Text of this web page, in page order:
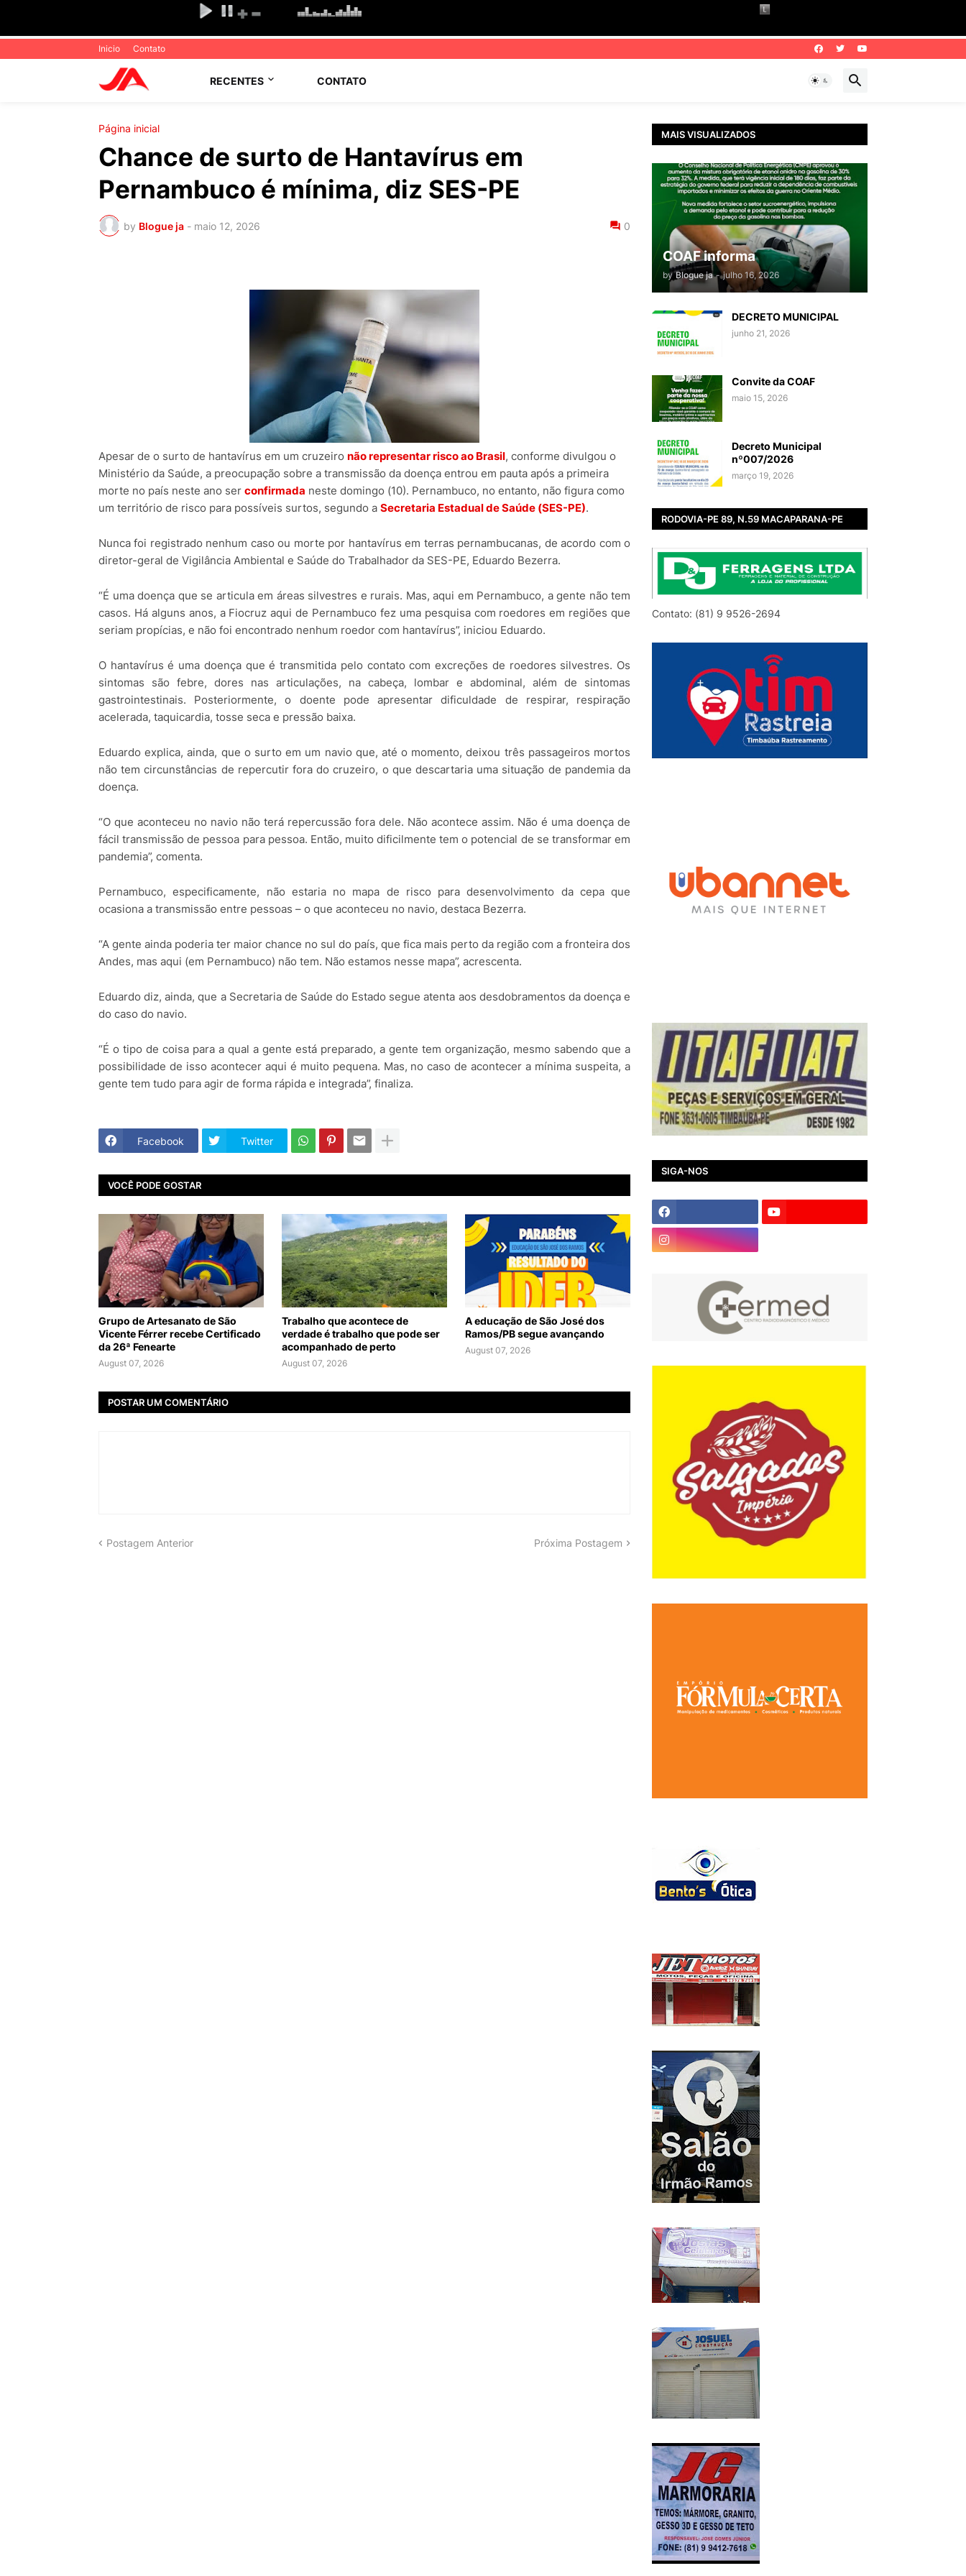
Inicio Contato
RECENTES CONTATO
Página inicial
Chance de surto de Hantavírus em
Pernambuco é mínima, diz SES-PE
by Blogue ja - maio 12, 2026 0
Apesar de o surto de hantavírus em um cruzeiro não representar risco ao Brasil, conforme divulgou o
Ministério da Saúde, a preocupação sobre a transmissão da doença entrou em pauta após a primeira
morte no país neste ano ser confirmada neste domingo (10). Pernambuco, no entanto, não figura como
um território de risco para possíveis surtos, segundo a Secretaria Estadual de Saúde (SES-PE).
Nunca foi registrado nenhum caso ou morte por hantavírus em terras pernambucanas, de acordo com o
diretor-geral de Vigilância Ambiental e Saúde do Trabalhador da SES-PE, Eduardo Bezerra.
“É uma doença que se articula em áreas silvestres e rurais. Mas, aqui em Pernambuco, a gente não tem
casos. Há alguns anos, a Fiocruz aqui de Pernambuco fez uma pesquisa com roedores em regiões que
seriam propícias, e não foi encontrado nenhum roedor com hantavírus”, iniciou Eduardo.
O hantavírus é uma doença que é transmitida pelo contato com excreções de roedores silvestres. Os
sintomas são febre, dores nas articulações, na cabeça, lombar e abdominal, além de sintomas
gastrointestinais. Posteriormente, o doente pode apresentar dificuldade de respirar, respiração
acelerada, taquicardia, tosse seca e pressão baixa.
Eduardo explica, ainda, que o surto em um navio que, até o momento, deixou três passageiros mortos
não tem circunstâncias de repercutir fora do cruzeiro, o que descartaria uma situação de pandemia da
doença.
“O que aconteceu no navio não terá repercussão fora dele. Não acontece assim. Não é uma doença de
fácil transmissão de pessoa para pessoa. Então, muito dificilmente tem o potencial de se transformar em
pandemia”, comenta.
Pernambuco, especificamente, não estaria no mapa de risco para desenvolvimento da cepa que
ocasiona a transmissão entre pessoas – o que aconteceu no navio, destaca Bezerra.
“A gente ainda poderia ter maior chance no sul do país, que fica mais perto da região com a fronteira dos
Andes, mas aqui (em Pernambuco) não tem. Não estamos nesse mapa”, acrescenta.
Eduardo diz, ainda, que a Secretaria de Saúde do Estado segue atenta aos desdobramentos da doença e
do caso do navio.
“É o tipo de coisa para a qual a gente está preparado, a gente tem organização, mesmo sabendo que a
possibilidade de isso acontecer aqui é muito pequena. Mas, no caso de acontecer a mínima suspeita, a
gente tem tudo para agir de forma rápida e integrada”, finaliza.
Facebook Twitter
VOCÊ PODE GOSTAR
Grupo de Artesanato de São
Vicente Férrer recebe Certificado
da 26ª Fenearte
August 07, 2026
Trabalho que acontece de
verdade é trabalho que pode ser
acompanhado de perto
August 07, 2026
A educação de São José dos
Ramos/PB segue avançando
August 07, 2026
POSTAR UM COMENTÁRIO
Postagem Anterior Próxima Postagem
MAIS VISUALIZADOS
COAF informa
by Blogue ja - julho 16, 2026
DECRETO MUNICIPAL
junho 21, 2026
Convite da COAF
maio 15, 2026
Decreto Municipal
nº007/2026
março 19, 2026
RODOVIA-PE 89, N.59 MACAPARANA-PE
Contato: (81) 9 9526-2694
SIGA-NOS